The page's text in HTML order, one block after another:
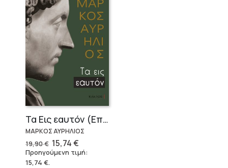
Τα Εις εαυτόν (Επίτομο) – Μάρκος Αυρήλιος
ΜΑΡΚΟΣ ΑΥΡΗΛΙΟΣ
19,90€ Original
price
was:
15,74€Η
τρέχουσα
τιμή
Προηγούμενη τιμή:
15,74 €.